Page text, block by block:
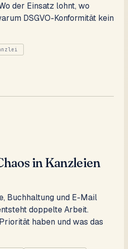
der Einsatz lohnt, wo
DSGVO-Konformität kein
in Kanzleien
Buchhaltung und E-Mail
doppelte Arbeit.
haben und was das